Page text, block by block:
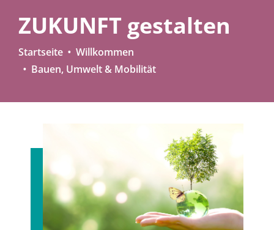
ZUKUNFT gestalten
Startseite
Willkommen
Bauen, Umwelt & Mobilität